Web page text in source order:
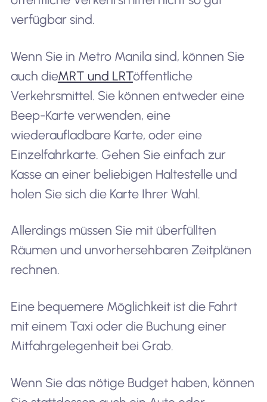
verfügbar sind.
Wenn Sie in Metro Manila sind, können Sie
auch dieMRT und LRTöffentliche
Verkehrsmittel. Sie können entweder eine
Beep-Karte verwenden, eine
wiederaufladbare Karte, oder eine
Einzelfahrkarte. Gehen Sie einfach zur
Kasse an einer beliebigen Haltestelle und
holen Sie sich die Karte Ihrer Wahl.
Allerdings müssen Sie mit überfüllten
Räumen und unvorhersehbaren Zeitplänen
rechnen.
Eine bequemere Möglichkeit ist die Fahrt
mit einem Taxi oder die Buchung einer
Mitfahrgelegenheit bei Grab.
Wenn Sie das nötige Budget haben, können